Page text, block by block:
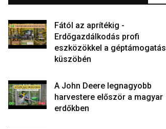
Fától az aprítékig -
Erdőgazdálkodás profi
eszközökkel a géptámogatás
küszöbén
A John Deere legnagyobb
harvestere először a magyar
erdőkben